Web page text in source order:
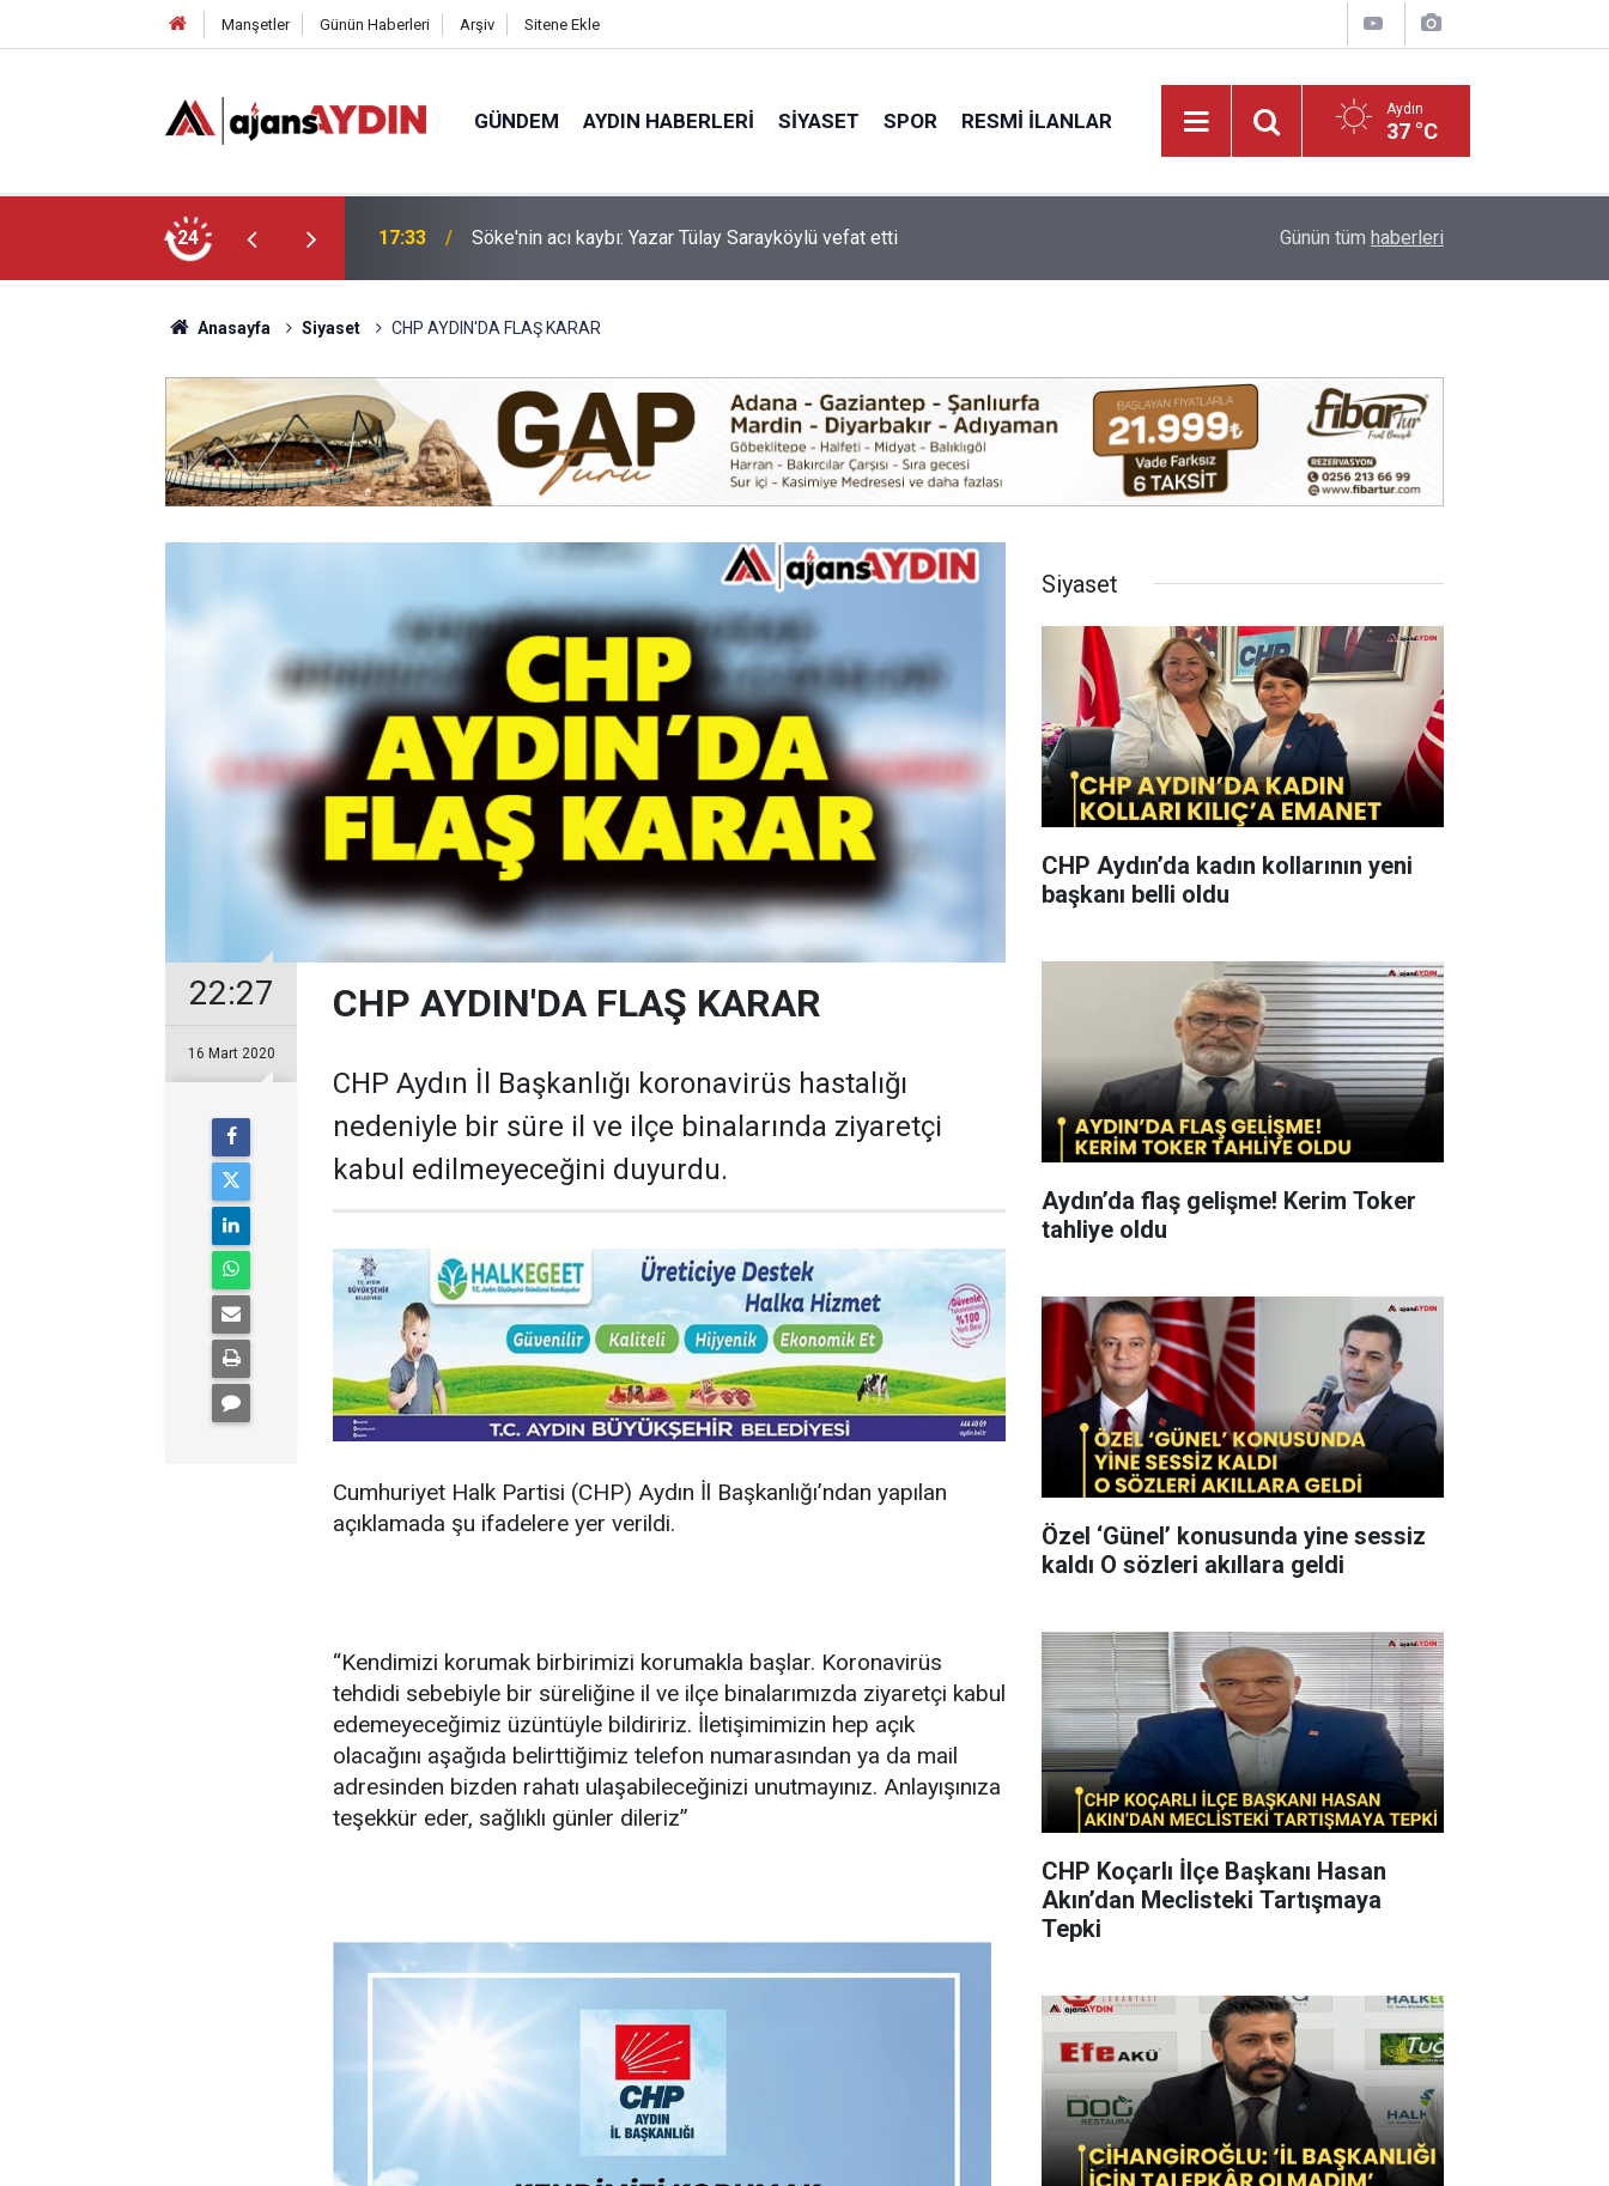
Manşetler Günün Haberleri Arşiv Sitene Ekle
GÜNDEM AYDIN HABERLERI SIYASET SPOR RESMI İLANLAR Aydın
37 °C
24 17:23 Nazilli'de motosiklet kazası: 16 yaşındaki Mustafa vefat etti Kuyucak'ta 5 dekar kestanelik yandı
Günün tüm haberleri
Anasayfa Siyaset CHP AYDIN'DA FLAŞ KARAR
22:27
16 Mart 2020
CHP AYDIN'DA FLAŞ KARAR
CHP Aydın İl Başkanlığı koronavirüs hastalığı
nedeniyle bir süre il ve ilçe binalarında ziyaretçi
kabul edilmeyeceğini duyurdu.
Cumhuriyet Halk Partisi (CHP) Aydın İl Başkanlığı’ndan yapılan
açıklamada şu ifadelere yer verildi.
“Kendimizi korumak birbirimizi korumakla başlar. Koronavirüs
tehdidi sebebiyle bir süreliğine il ve ilçe binalarımızda ziyaretçi kabul
edemeyeceğimiz üzüntüyle bildiririz. İletişimimizin hep açık
olacağını aşağıda belirttiğimiz telefon numarasından ya da mail
adresinden bizden rahatı ulaşabileceğinizi unutmayınız. Anlayışınıza
teşekkür eder, sağlıklı günler dileriz”
Siyaset
CHP Aydın’da kadın kollarının yeni
başkanı belli oldu
Aydın’da flaş gelişme! Kerim Toker
tahliye oldu
Özel ‘Günel’ konusunda yine sessiz
kaldı O sözleri akıllara geldi
CHP Koçarlı İlçe Başkanı Hasan
Akın’dan Meclisteki Tartışmaya
Tepki